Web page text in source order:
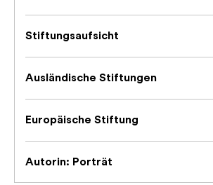
Stiftungsaufsicht
Ausländische Stiftungen
Europäische Stiftung
Autorin: Porträt